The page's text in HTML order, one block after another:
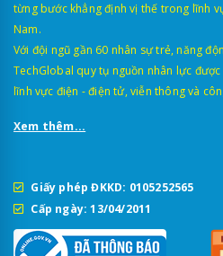
từng bước khẳng định vị thế trong lĩnh
Nam.
Với đội ngũ gần 60 nhân sự trẻ, năng
TechGlobal quy tụ nguồn nhân lực
lĩnh vực điện - điện tử, viễn thông và
Xem thêm...
Giấy phép ĐKKD: 0105252565
Cấp ngày: 13/04/2011